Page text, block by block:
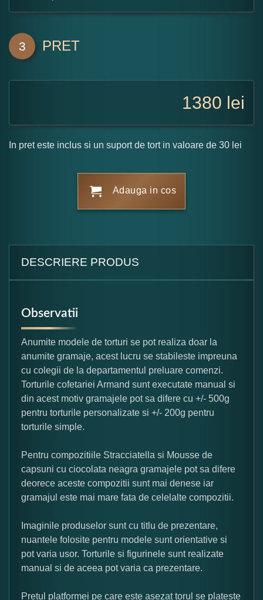
3 PRET
1380 lei
In pret este inclus si un suport de tort in valoare de 30 lei
Adauga in cos
DESCRIERE PRODUS
Observatii
Anumite modele de torturi se pot realiza doar la
anumite gramaje, acest lucru se stabileste impreuna
cu colegii de la departamentul preluare comenzi.
Torturile cofetariei Armand sunt executate manual si
din acest motiv gramajele pot sa difere cu +/- 500g
pentru torturile personalizate si +/- 200g pentru
torturile simple.
Pentru compozitiile Stracciatella si Mousse de
capsuni cu ciocolata neagra gramajele pot sa difere
deorece aceste compozitii sunt mai denese iar
gramajul este mai mare fata de celelalte compozitii.
Imaginile produselor sunt cu titlu de prezentare,
nuantele folosite pentru modele sunt orientative si
pot varia usor. Torturile si figurinele sunt realizate
manual si de aceea pot varia ca prezentare.
Pretul platformei pe care este asezat torul se plateste